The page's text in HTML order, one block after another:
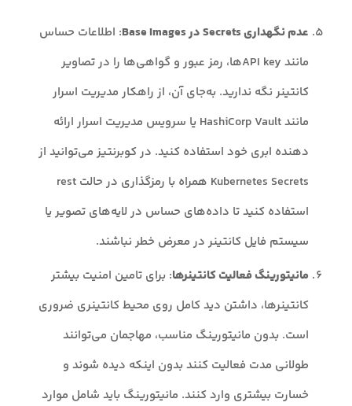
عدم نگهداری Secrets در Base Images
: اطلاعات حساس
مانند API keyها، رمز عبور و گواهی‌ها را در تصاویر
کانتینر نگه‌ ندارید. به‌جای آن، از راهکار مدیریت اسرار
مانند HashiCorp Vault یا سرویس مدیریت اسرار ارائه
دهنده ابری خود استفاده کنید. در کوبرنتیز می‌توانید از
Kubernetes Secrets همراه با رمزگذاری در حالت rest
استفاده کنید تا داده‌های حساس در لایه‌های تصویر یا
سیستم فایل کانتینر در معرض خطر نباشند.
مانیتورینگ فعالیت کانتینرها: برای تامین امنیت بیشتر
کانتینرها، داشتن دید کامل روی محیط کانتینری ضروری
است. بدون مانیتورینگ مناسب، مهاجمان می‌توانند
طولانی مدت فعالیت کنند بدون اینکه دیده شوند و
خسارت بیشتری وارد کنند. مانیتورینگ باید شامل موارد